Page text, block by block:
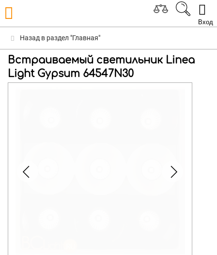
Вход
Назад в раздел "Главная"
Встраиваемый светильник Linea
Light Gypsum 64547N30